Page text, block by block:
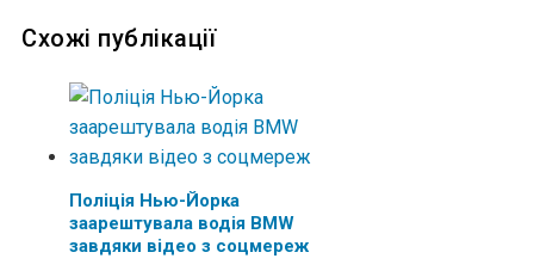
Схожі публікації
Поліція Нью-Йорка
заарештувала водія BMW
завдяки відео з соцмереж